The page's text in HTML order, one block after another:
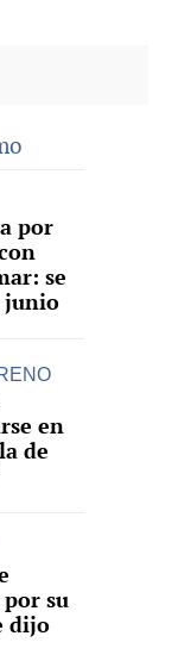
por
se
junio
en
de
su
dijo